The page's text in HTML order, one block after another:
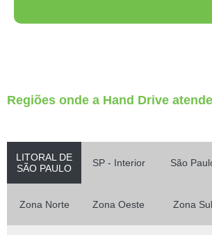
Regiões onde a Hand Drive
LITORAL DE
SÃO PAULO
SP - Interior São
Zona Norte Zona Oeste Zona Sul